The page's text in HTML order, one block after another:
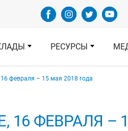
РЕСУРСЫ
февраля – 15 мая 2018 года
16 ФЕВРАЛЯ –